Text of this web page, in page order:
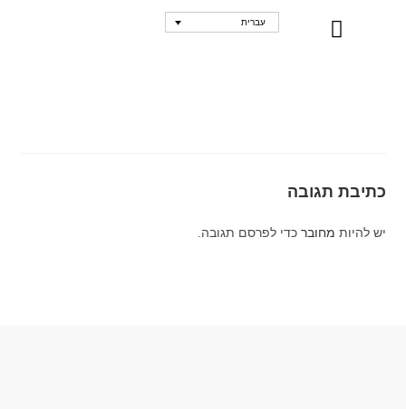
עברית
כתיבת תגובה
יש להיות מחובר כדי לפרסם תגובה.